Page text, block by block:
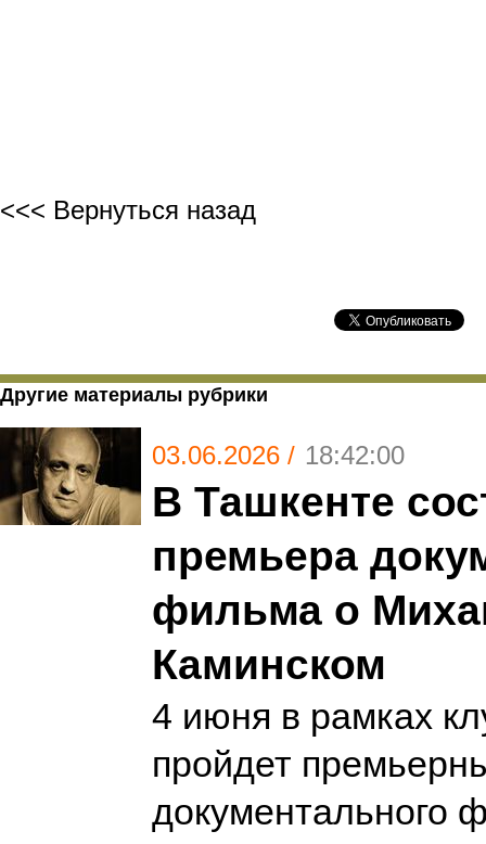
<<< Вернуться назад
Другие материалы рубрики
03.06.2026 / 18:42:00
В Ташкенте
премьера
фильма о
Каминском
4 июня в рамках
пройдет
документального